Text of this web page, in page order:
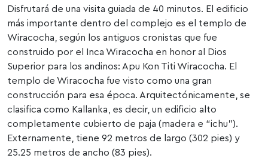
Disfrutará de una visita guiada de 40 minutos. El edificio
más importante dentro del complejo es el templo de
Wiracocha, según los antiguos cronistas que fue
construido por el Inca Wiracocha en honor al Dios
Superior para los andinos: Apu Kon Titi Wiracocha. El
templo de Wiracocha fue visto como una gran
construcción para esa época. Arquitectónicamente, se
clasifica como Kallanka, es decir, un edificio alto
completamente cubierto de paja (madera e “ichu”).
Externamente, tiene 92 metros de largo (302 pies) y
25.25 metros de ancho (83 pies).